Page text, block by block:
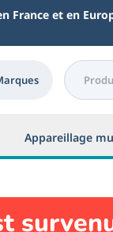
France et en
Appareillage